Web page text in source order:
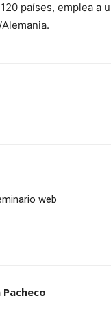
países, emplea a
web
Pacheco